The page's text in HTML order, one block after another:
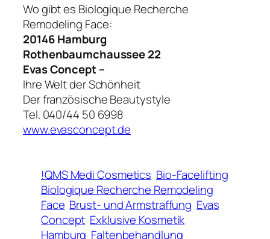
Wo gibt es Biologique Recherche
Remodeling Face:
20146 Hamburg
Rothenbaumchaussee 22
Evas Concept –
Ihre Welt der Schönheit
Der französische Beautystyle
Tel. 040/44 50 6998
www.evasconcept.de
!QMS Medi Cosmetics Bio-Facelifting
Biologique Recherche Remodeling
Face Brust- und Armstraffung Evas
Concept Exklusive Kosmetik
Hamburg Faltenbehandlung